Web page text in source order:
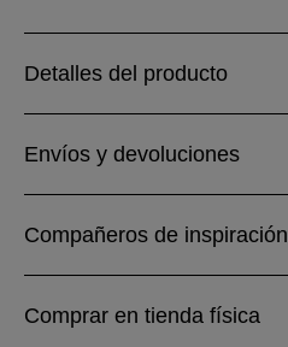
Detalles del producto
Envíos y devoluciones
Compañeros de inspiración
Comprar en tienda física